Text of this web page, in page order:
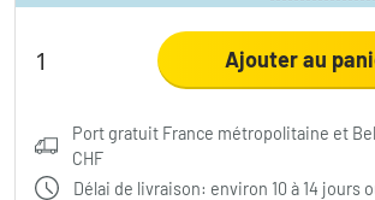
Ajouter au
Port gratuit France métropolitaine et
CHF
Délai de livraison: environ 10 à 14 jours